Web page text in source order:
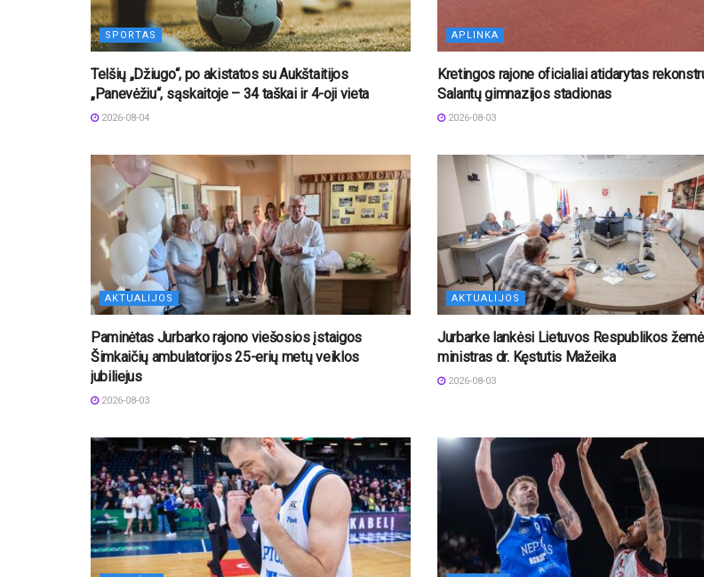
SPORTAS
Telšių „Džiugo“, po akistatos su Aukštaitijos
„Panevėžiu“, sąskaitoje – 34 taškai ir 4-oji vieta
2026-08-04
APLINKA
Kretingos rajone oficialiai atidarytas
Salantų gimnazijos stadionas
2026-08-03
AKTUALIJOS
Paminėtas Jurbarko rajono viešosios įstaigos
Šimkaičių ambulatorijos 25-erių metų veiklos
jubiliejus
2026-08-03
AKTUALIJOS
Jurbarke lankėsi Lietuvos Respublikos
ministras dr. Kęstutis Mažeika
2026-08-03